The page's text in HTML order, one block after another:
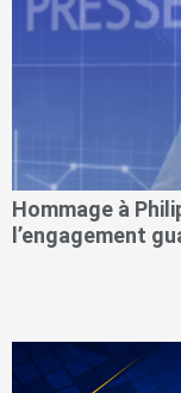
Hommage à
l’engagement